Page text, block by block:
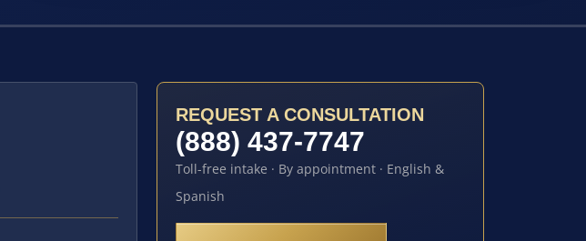
REQUEST A CONSULTATION
(888) 437-7747
Toll-free intake · By appointment · English &
Spanish